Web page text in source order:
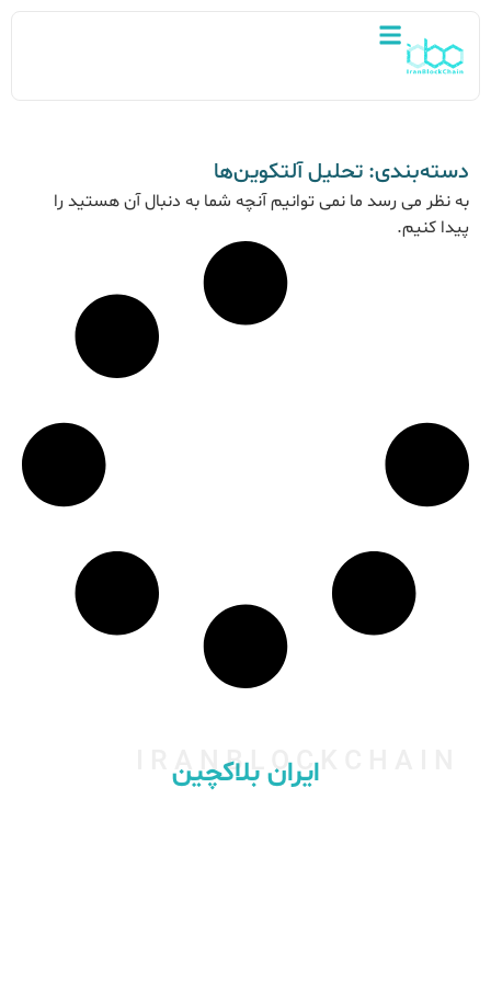
دسته‌بندی: تحلیل آلتکوین‌ها
به نظر می رسد ما نمی توانیم آنچه شما به دنبال آن هستید را
پیدا کنیم.
IRANBLOCKCHAIN
ایران بلاکچین